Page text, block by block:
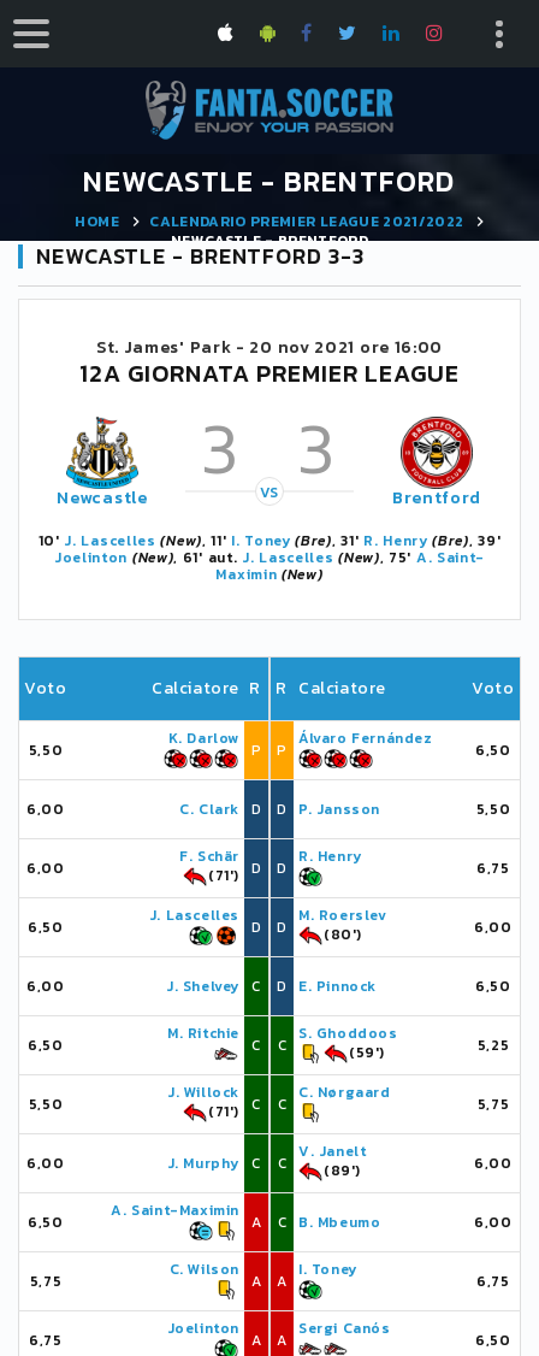
NEWCASTLE - BRENTFORD
HOME
CALENDARIO PREMIER LEAGUE 2021/2022
NEWCASTLE - BRENTFORD
NEWCASTLE - BRENTFORD 3-3
St. James' Park - 20 nov 2021 ore 16:00
12A GIORNATA PREMIER LEAGUE
Newcastle 3 3
VS Brentford
10' J. Lascelles (New), 11' I. Toney (Bre), 31' R. Henry (Bre), 39'
Joelinton (New), 61' aut. J. Lascelles (New), 75' A. Saint-
Maximin (New)
Voto Calciatore R
5,50
K. Darlow
P
6,00 C. Clark D
6,00
F. Schär
(71')
D
6,50
J. Lascelles
D
6,00 J. Shelvey C
6,50
M. Ritchie
C
5,50
J. Willock
(71')
C
6,00 J. Murphy C
6,50
A. Saint-Maximin
A
5,75
C. Wilson
A
6,75
Joelinton
A
R Calciatore Voto
P
Álvaro Fernández
6,50
D P. Jansson 5,50
D
R. Henry
6,75
D
M. Roerslev
(80')
6,00
D E. Pinnock 6,50
C
S. Ghoddoos
(59')
5,25
C
C. Nørgaard
5,75
C
V. Janelt
(89')
6,00
C B. Mbeumo 6,00
A
I. Toney
6,75
A
Sergi Canós
6,50